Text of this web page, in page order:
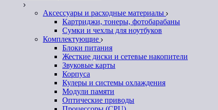
Аксессуары и расходные материалы
Картриджи, тонеры, фотобарабаны
Сумки и чехлы для ноутбуков
Комплектующие
Блоки питания
Жесткие диски и сетевые накопители
Звуковые карты
Корпуса
Кулеры и системы охлаждения
Модули памяти
Оптические приводы